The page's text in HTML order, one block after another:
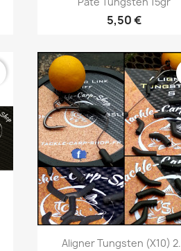
5,50 €
Vorschau
Aligner Tungsten (x10)